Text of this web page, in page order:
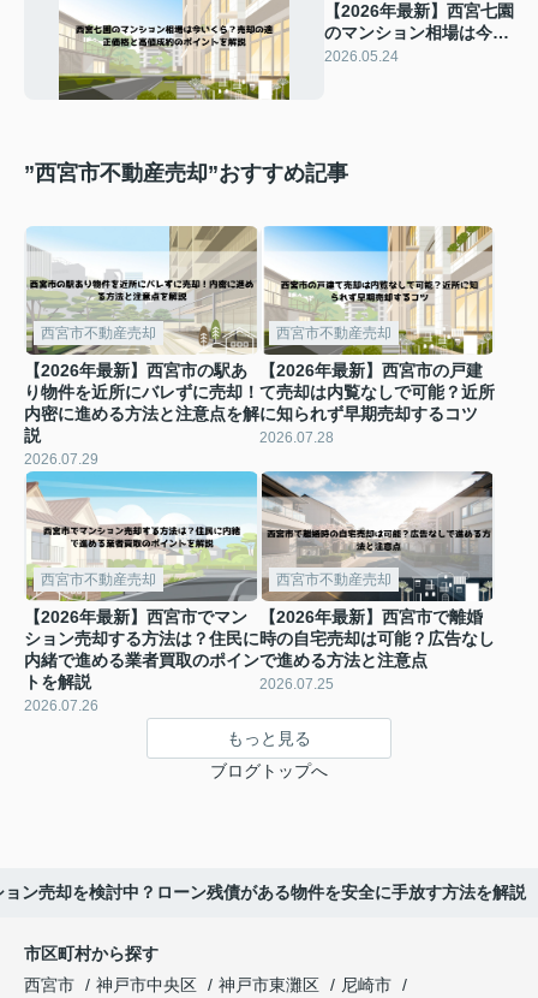
【2026年最新】西宮七園
のマンション相場は今い
くら？売却の適正価格と
2026.05.24
”西宮市不動産売却”おすすめ記事
西宮市不動産売却
【2026年最新】西宮市の駅あ
り物件を近所にバレずに売却！
内密に進める方法と注意点を解
説
2026.07.29
西宮市不動産売却
【2026年最新】西宮市の戸建
て売却は内覧なしで可能？近所
に知られず早期売却するコツ
2026.07.28
西宮市不動産売却
【2026年最新】西宮市でマン
ション売却する方法は？住民に
内緒で進める業者買取のポイン
トを解説
2026.07.26
西宮市不動産売却
【2026年最新】西宮市で離婚
時の自宅売却は可能？広告なし
で進める方法と注意点
2026.07.25
もっと見る
ブログトップへ
ン売却を検討中？ローン残債がある物件を安全に手放す方法を解説
市区町村から探す
西宮市
神戸市中央区 神戸市東灘区
尼崎市